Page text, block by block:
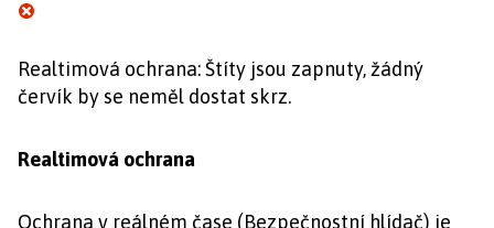
Realtimová ochrana: Štíty jsou zapnuty, žádný
červík by se neměl dostat skrz.
Realtimová ochrana
Ochrana v reálném čase (Bezpečnostní hlídač) je